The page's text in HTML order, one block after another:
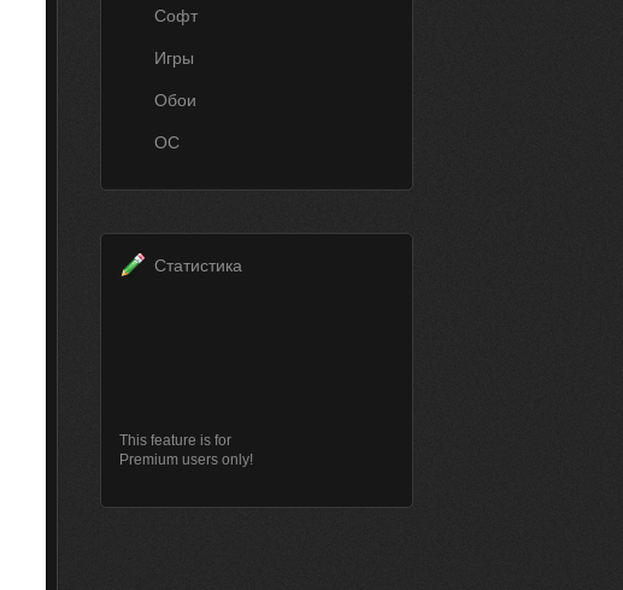
Софт
Игры
Обои
ОС
Статистика
This feature is for
Premium users only!